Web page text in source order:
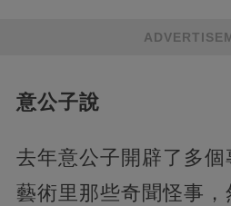
意公子說
去年意公子開辟了多
藝術里那些奇聞怪事